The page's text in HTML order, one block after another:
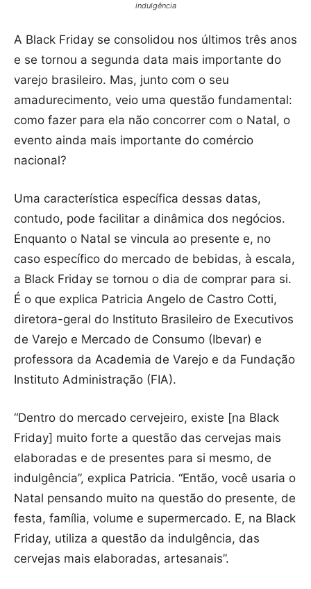
indulgência
A Black Friday se consolidou nos últimos três anos
e se tornou a segunda data mais importante do
varejo brasileiro. Mas, junto com o seu
amadurecimento, veio uma questão fundamental:
como fazer para ela não concorrer com o Natal, o
evento ainda mais importante do comércio
nacional?
Uma característica específica dessas datas,
contudo, pode facilitar a dinâmica dos negócios.
Enquanto o Natal se vincula ao presente e, no
caso específico do mercado de bebidas, à escala,
a Black Friday se tornou o dia de comprar para si.
É o que explica Patricia Angelo de Castro Cotti,
diretora-geral do Instituto Brasileiro de Executivos
de Varejo e Mercado de Consumo (Ibevar) e
professora da Academia de Varejo e da Fundação
Instituto Administração (FIA).
“Dentro do mercado cervejeiro, existe [na Black
Friday] muito forte a questão das cervejas mais
elaboradas e de presentes para si mesmo, de
indulgência”, explica Patricia. “Então, você usaria o
Natal pensando muito na questão do presente, de
festa, família, volume e supermercado. E, na Black
Friday, utiliza a questão da indulgência, das
cervejas mais elaboradas, artesanais”.